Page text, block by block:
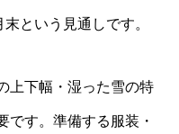
という見通しです。
上下幅・湿った雪の特
です。準備する服装・